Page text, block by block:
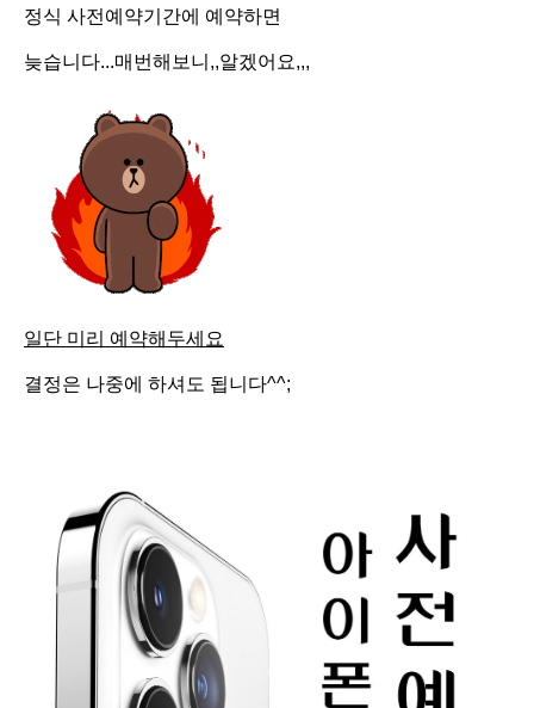
정식 사전예약기간에 예약하면
늦습니다...매번해보니,,알겠어요,,,
일단 미리 예약해두세요
결정은 나중에 하셔도 됩니다^^;